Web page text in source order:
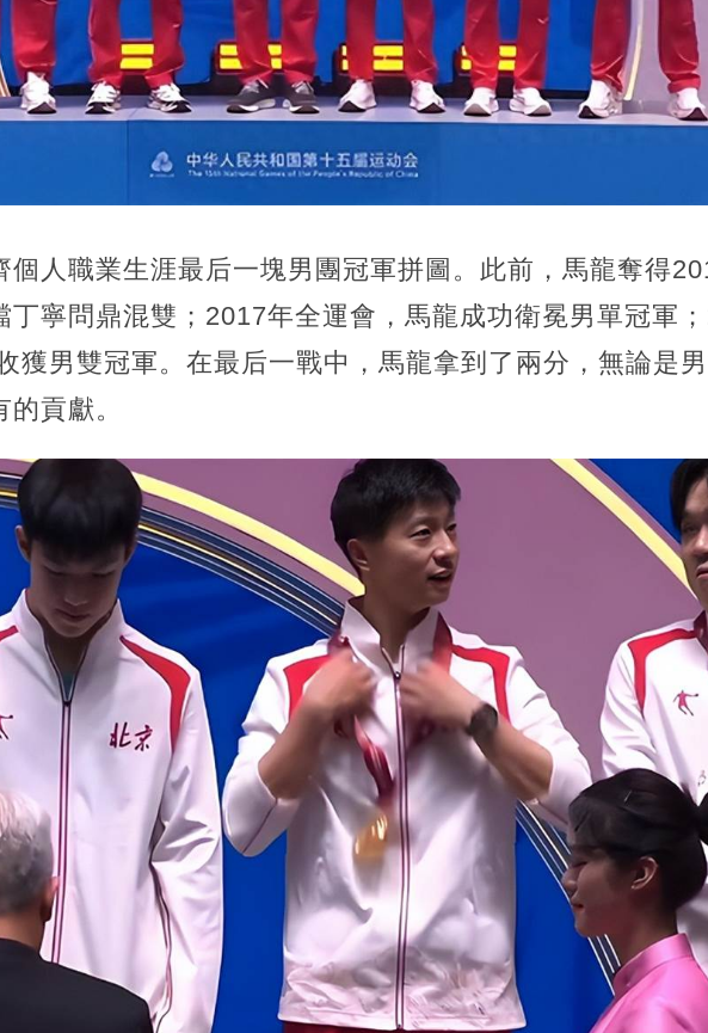
個人職業生涯最后一塊男團冠軍拼圖。此前，馬龍奪得
丁寧問鼎混雙；2017年全運會，馬龍成功衛冕男單冠軍
獲男雙冠軍。在最后一戰中，馬龍拿到了兩分，無論是
貢獻。